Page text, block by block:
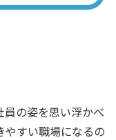
の姿を思い浮かべ
やすい職場になるの